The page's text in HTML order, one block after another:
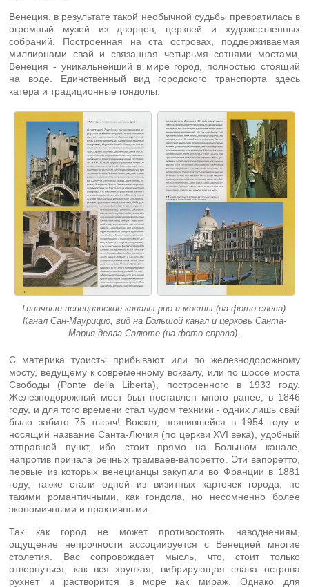
Венеция, в результате такой необычной судьбы превратилась в
огромный музей из дворцов, церквей и художественных
собраний. Построенная на ста островах, поддерживаемая
миллионами свай и связанная четырьмя сотнями мостами,
Венеция - уникальнейший в мире город, полностью стоящий
на воде. Единственный вид городского транспорта здесь
катера и традиционные гондолы.
Типичные венецианские каналы-рио и мосты (на фото слева).
Канал Сан-Маурицио, вид на Большой канал и церковь Санта-
Мария-делла-Салюте (на фото справа).
С материка туристы прибывают или по железнодорожному
мосту, ведущему к современному вокзалу, или по шоссе моста
Свободы (Ponte della Liberta), построенного в 1933 году.
Железнодорожный мост был поставлен много ранее, в 1846
году, и для того времени стал чудом техники - одних лишь свай
было забито 75 тысяч! Вокзал, появившейся в 1954 году и
носящий название Санта-Лючия (по церкви XVI века), удобный
отправной пункт, ибо стоит прямо на Большом канале,
напротив причала речных трамваев-вапоретто. Эти вапоретто,
первые из которых венецианцы закупили во Франции в 1881
году, также стали одной из визитных карточек города, не
такими романтичными, как гондола, но несомненно более
экономичными и практичными.
Так как город не может противостоять наводнениям,
ощущение непрочности ассоциируется с Венецией многие
столетия. Вас сопровождает мысль, что, стоит только
отвернуться, как вся хрупкая, вибрирующая слава острова
рухнет и растворится в море как мираж. Однако для